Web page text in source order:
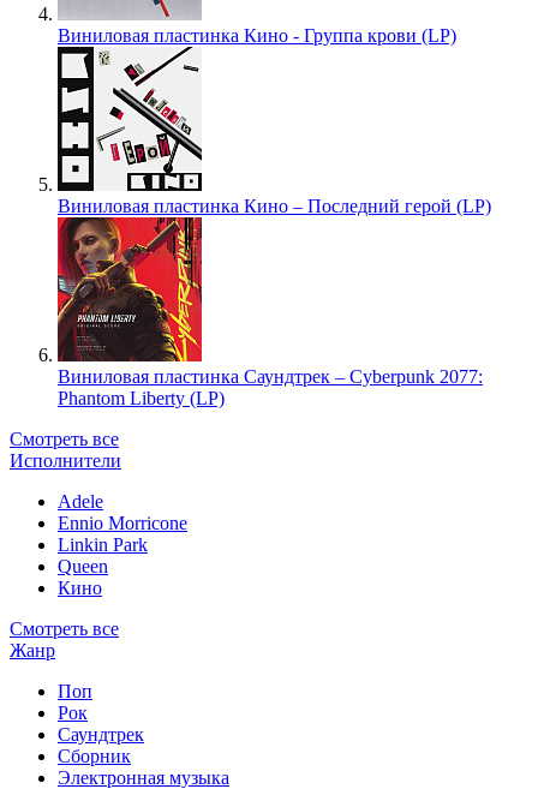
Виниловая пластинка Кино - Группа крови (LP)
Виниловая пластинка Кино – Последний герой (LP)
Виниловая пластинка Саундтрек – Cyberpunk 2077:
Phantom Liberty (LP)
Смотреть все
Исполнители
Adele
Ennio Morricone
Linkin Park
Queen
Кино
Смотреть все
Жанр
Поп
Рок
Саундтрек
Сборник
Электронная музыка